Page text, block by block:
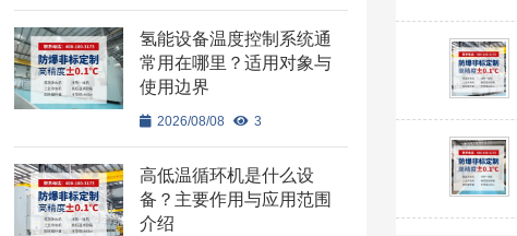
氢能设备温度控制系统通
常用在哪里？适用对象与
使用边界
2026/08/08 3
高低温循环机是什么设
备？主要作用与应用范围
介绍